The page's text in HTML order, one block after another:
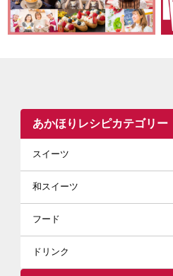
あかほりレシピカテゴリー
スイーツ
和スイーツ
フード
ドリンク